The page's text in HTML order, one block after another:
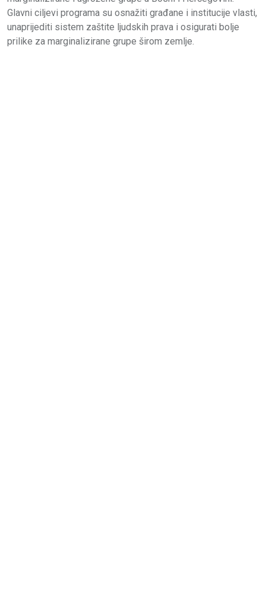
Glavni ciljevi programa su osnažiti građane i institucije vlasti,
unaprijediti sistem zaštite ljudskih prava i osigurati bolje
prilike za marginalizirane grupe širom zemlje.